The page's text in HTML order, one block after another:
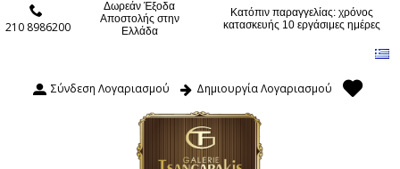
210 8986200
Δωρεάν Έξοδα
Αποστολής στην
Ελλάδα
Κατόπιν παραγγελίας: χρόνος
κατασκευής 10 εργάσιμες ημέρες
Σύνδεση Λογαριασμού Δημιουργία Λογαριασμού